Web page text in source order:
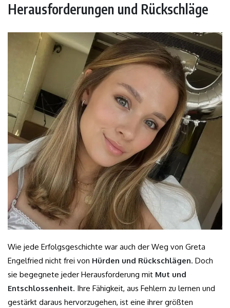
Herausforderungen und Rückschläge
Wie jede Erfolgsgeschichte war auch der Weg von Greta
Engelfried nicht frei von Hürden und Rückschlägen. Doch
sie begegnete jeder Herausforderung mit Mut und
Entschlossenheit. Ihre Fähigkeit, aus Fehlern zu lernen und
gestärkt daraus hervorzugehen, ist eine ihrer größten